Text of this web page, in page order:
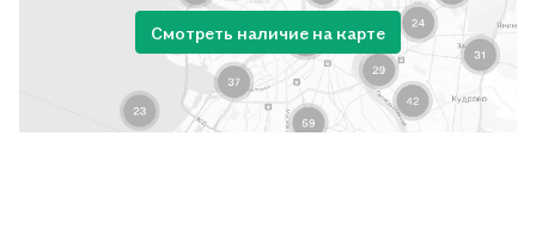
Смотреть наличие на карте